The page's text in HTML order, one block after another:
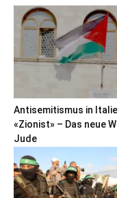
Antisemitismus in
«Zionist» – Das neue
Jude